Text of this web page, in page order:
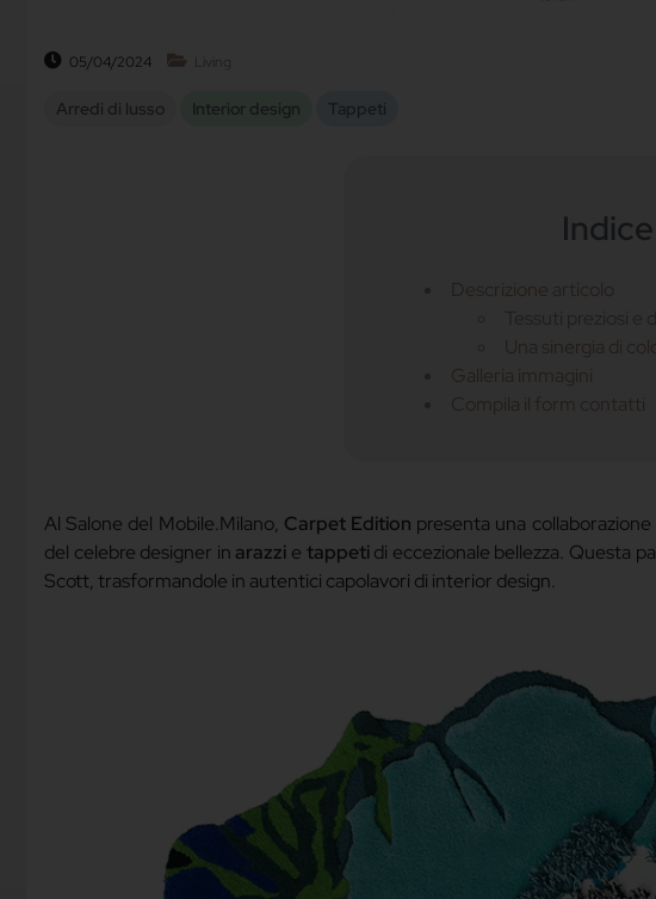
05/04/2024 Living
Arredi di lusso Interior design Tappeti
Indice
Al Salone del Mobile.Milano, Carpet Edition presenta una
del celebre designer in arazzi e tappetidi eccezionale bellezza. Questa
Scott, trasformandole in autentici capolavori di interior design.